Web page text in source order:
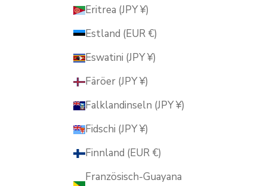
Eritrea (JPY ¥)
Estland (EUR €)
Eswatini (JPY ¥)
Färöer (JPY ¥)
Falklandinseln (JPY ¥)
Fidschi (JPY ¥)
Finnland (EUR €)
Französisch-Guayana